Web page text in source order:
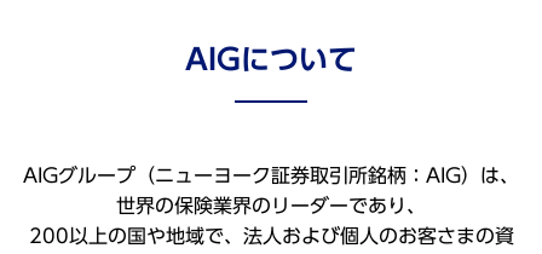
AIGについて
AIGグループ（ニューヨーク証券取引所銘柄：AIG）は、
世界の保険業界のリーダーであり、
200以上の国や地域で、法人および個人のお客さまの資